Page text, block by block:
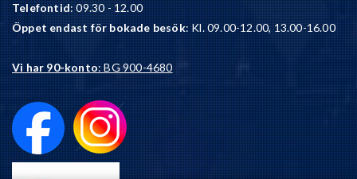
Telefontid: 09.30 - 12.00
Öppet endast för bokade besök: Kl. 09.00-12.00, 13.00-16.00
Vi har 90-konto: BG 900-4680